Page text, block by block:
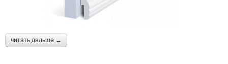
читать дальше →